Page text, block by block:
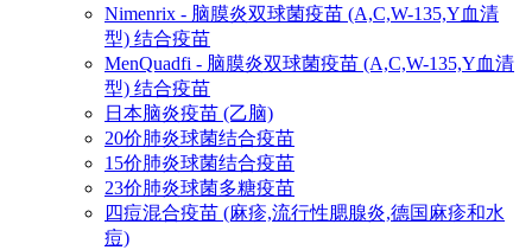
Nimenrix - 脑膜炎双球菌疫苗 (A,C,W-135,Y血清
型) 结合疫苗
MenQuadfi - 脑膜炎双球菌疫苗 (A,C,W-135,Y血清
型) 结合疫苗
日本脑炎疫苗 (乙脑)
20价肺炎球菌结合疫苗
15价肺炎球菌结合疫苗
23价肺炎球菌多糖疫苗
四痘混合疫苗 (麻疹,流行性腮腺炎,德国麻疹和水
痘)